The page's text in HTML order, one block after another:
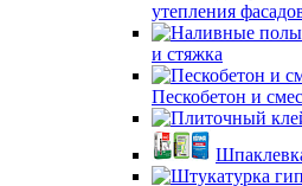
утепления
и стяжка
Пескобетон и